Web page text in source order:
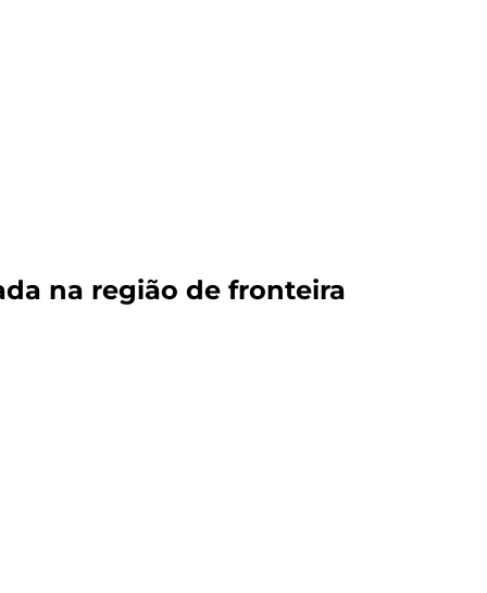
na região de fronteira